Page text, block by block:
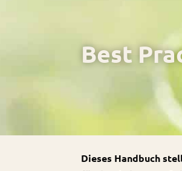
Best
Dieses Handbuch